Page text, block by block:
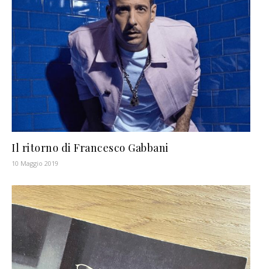
Il ritorno di Francesco Gabbani
10 Maggio 2019